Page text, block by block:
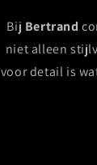
Bij Bertrand
niet alleen
voor detail is